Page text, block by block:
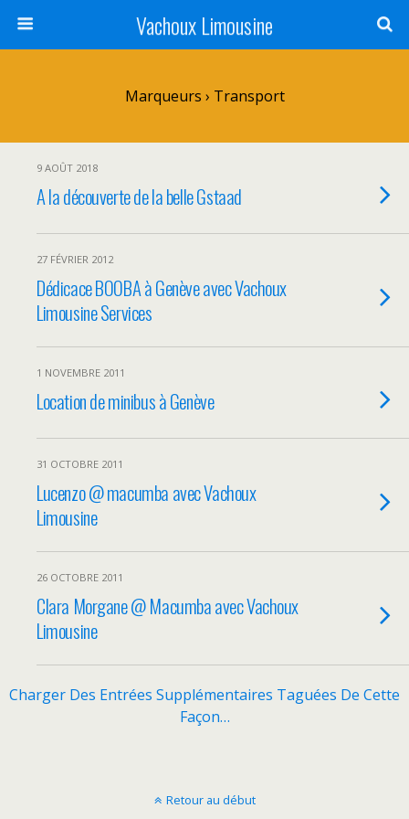
Vachoux Limousine
Marqueurs › Transport
9 AOÛT 2018
A la découverte de la belle Gstaad
27 FÉVRIER 2012
Dédicace BOOBA à Genève avec Vachoux
Limousine Services
1 NOVEMBRE 2011
Location de minibus à Genève
31 OCTOBRE 2011
Lucenzo @ macumba avec Vachoux
Limousine
26 OCTOBRE 2011
Clara Morgane @ Macumba avec Vachoux
Limousine
Charger Des Entrées Supplémentaires Taguées De Cette
Façon…
Retour au début